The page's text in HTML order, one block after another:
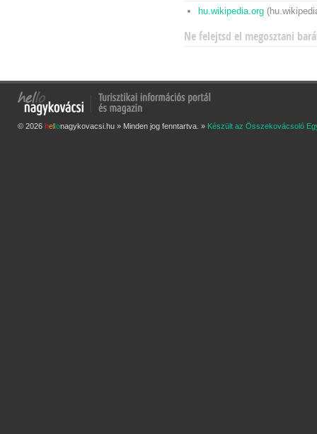
hu.wikipedia.org
Ne felejtsd el megosztani
© 2026 hellonagykovacsi.hu » Minden jog fenntartva. » Készült az Összekovácsoló